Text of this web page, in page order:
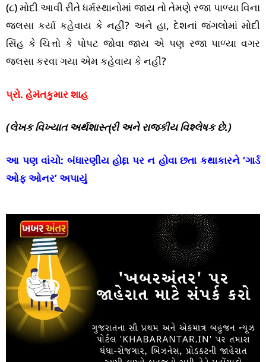
(૮) મોદી આવી રીતે ધર્મસ્થાનોમાં જાય તો તેમણે રજા પાળ્યા વિના
જલસા કર્યા કહેવાય કે નહીં? અને હા, દેશનાં જંગલોમાં મોદી
સિંહ કે ચિત્તો કે પોપટ જોવા જાય એ પણ રજા પાળ્યા વગર
જલસા કરવા ગયા એમ કહેવાય કે નહીં?
પ્રો. હેમંતકુમાર શાહ
(લેખક વિખ્યાત અર્થશાસ્ત્રી અને રાજકીય વિશ્લેષક છે.)
આ પણ વાંચો: બંધારણીય હોદ્દા પર ન હોવા છતા કથાકારને ‘ગાર્ડ
ઓફ ઓનર’ અપાયું